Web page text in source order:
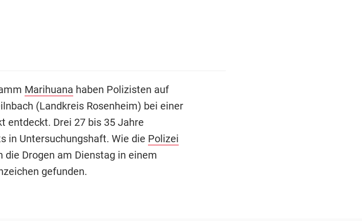
Marihuana haben Polizisten auf
(Landkreis Rosenheim) bei einer
entdeckt. Drei 27 bis 35 Jahre
in Untersuchungshaft. Wie die Polizei
Drogen am Dienstag in einem
gefunden.